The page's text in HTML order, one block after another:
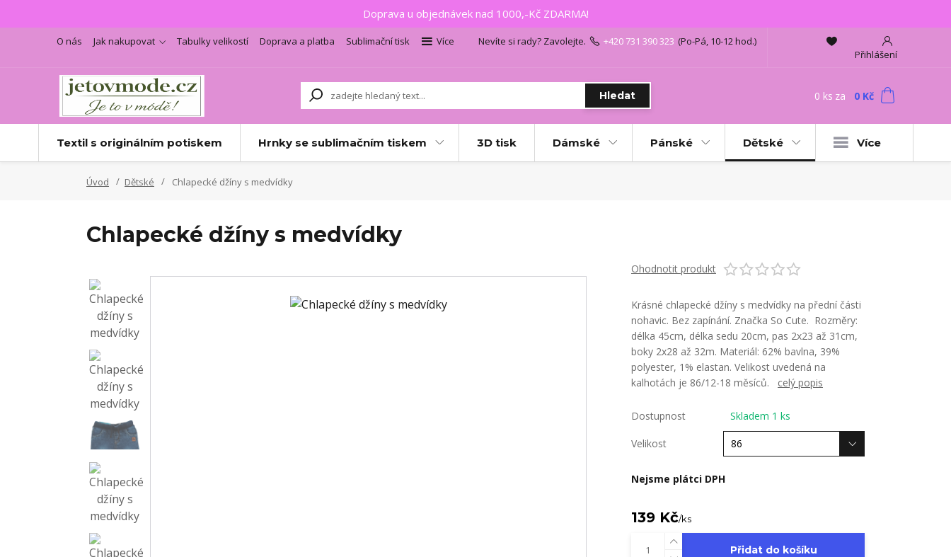
Doprava u objednávek nad 1000,-Kč ZDARMA!
O nás Jak nakupovat Tabulky velikostí Doprava a platba Sublimační tisk
Více
Přihlášení
Hledat
Nevíte si rady? Zavolejte. +420 731 390 323 (Po-Pá, 10-12 hod.)
0 ks za 0 Kč
Textil s originálním potiskem Hrnky se sublimačním tiskem 3D tisk Dámské Pánské Dětské Více
Úvod Dětské Chlapecké džíny s medvídky
Chlapecké džíny s medvídky
Ohodnotit produkt
Krásné chlapecké džíny s medvídky na přední části
nohavic. Bez zapínání. Značka So Cute. Rozměry:
délka 45cm, délka sedu 20cm, pas 2x23 až 31cm,
boky 2x28 až 32m. Materiál: 62% bavlna, 39%
polyester, 1% elastan. Velikost uvedená na
kalhotách je 86/12-18 měsíců. celý popis
Dostupnost Skladem 1 ks
Velikost
Nejsme plátci DPH
139 Kč/ks
Přidat do košíku